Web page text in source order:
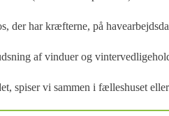
der har kræfterne, på
af vinduer og
spiser vi sammen i fælleshuset